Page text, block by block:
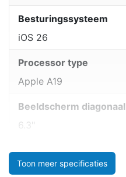
Besturingssysteem
iOS 26
Processor type
Apple A19
Beeldscherm diagonaal
6.3"
Toon meer specificaties